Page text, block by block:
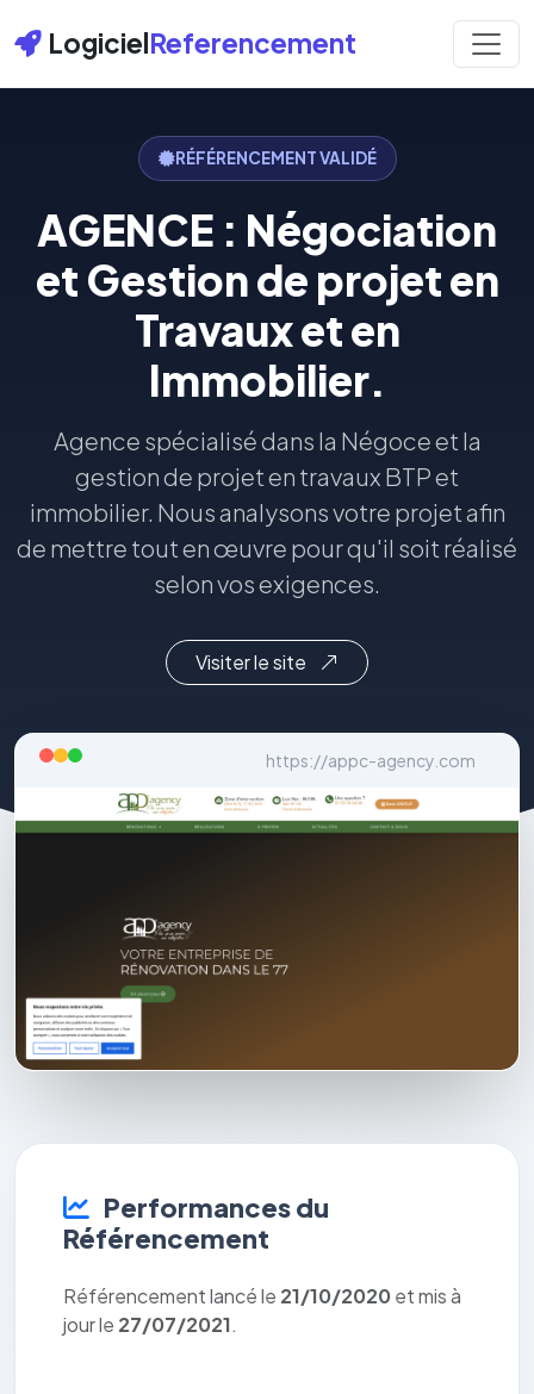
LogicielReferencement
RÉFÉRENCEMENT VALIDÉ
AGENCE : Négociation
et Gestion de projet en
Travaux et en
Immobilier.
Agence spécialisé dans la Négoce et la
gestion de projet en travaux BTP et
immobilier. Nous analysons votre projet afin
de mettre tout en œuvre pour qu'il soit réalisé
selon vos exigences.
Visiter le site
https://appc-agency.com
Performances du
Référencement
Référencement lancé le 21/10/2020 et mis à
jour le 27/07/2021.